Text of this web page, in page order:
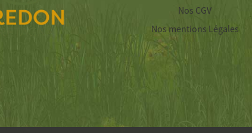
Nos CGV
Nos mentions Légales